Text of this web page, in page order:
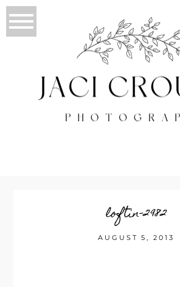
loftin-2982
AUGUST 5, 2013